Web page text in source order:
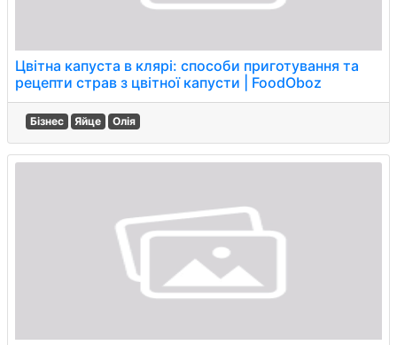
Цвітна капуста в клярі: способи приготування та
рецепти страв з цвітної капусти | FoodOboz
Бізнес Яйце Олія